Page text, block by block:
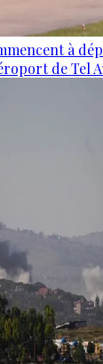
à
de Tel